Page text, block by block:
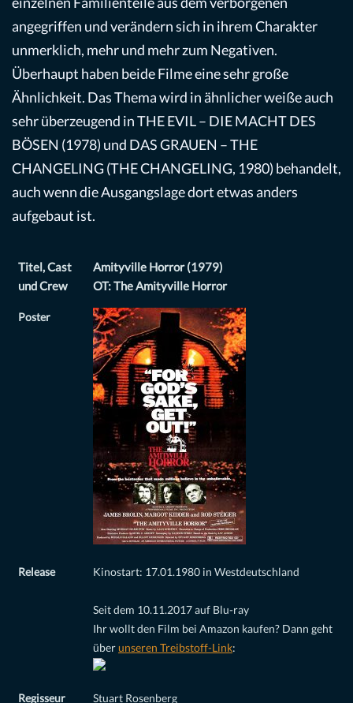
angegriffen und verändern sich in ihrem Charakter
unmerklich, mehr und mehr zum Negativen.
Überhaupt haben beide Filme eine sehr große
Ähnlichkeit. Das Thema wird in ähnlicher weiße auch
sehr überzeugend in THE EVIL – DIE MACHT DES
BÖSEN (1978) und DAS GRAUEN – THE
CHANGELING (THE CHANGELING, 1980) behandelt,
auch wenn die Ausgangslage dort etwas anders
aufgebaut ist.
Titel, Cast
und Crew
Amityville Horror (1979)
OT: The Amityville Horror
Poster
Release Kinostart: 17.01.1980 in Westdeutschland
Seit dem 10.11.2017 auf Blu-ray
Ihr wollt den Film bei Amazon kaufen? Dann geht
überunseren Treibstoff-Link:
Regisseur Stuart Rosenberg